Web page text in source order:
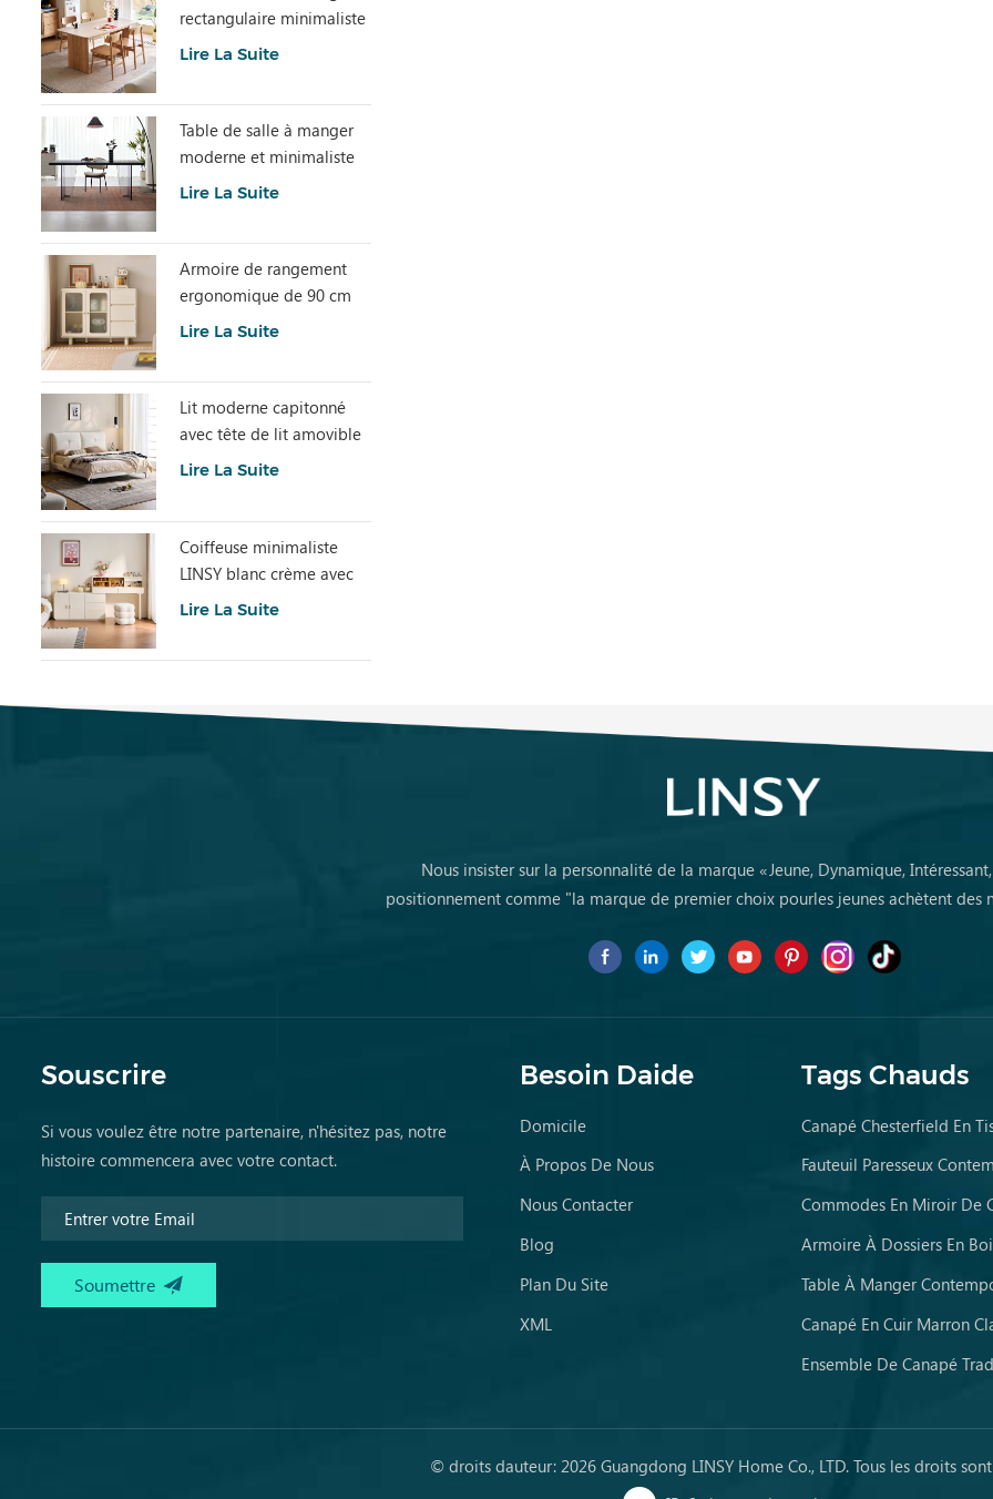
rectangulaire minimaliste
avec pierre frittée
Lire La Suite
Table de salle à manger
moderne et minimaliste
en dalle de pierre grise
Lire La Suite
Armoire de rangement
ergonomique de 90 cm
de hauteur et spacieuse
Lire La Suite
Lit moderne capitonné
avec tête de lit amovible
BC663-A
Lire La Suite
Coiffeuse minimaliste
LINSY blanc crème avec
armoire UD6C-A
Lire La Suite
Nous insister sur la personnalité de la marque «Jeune, Dynamique,
positionnement comme "la marque de premier choix pourles jeunes achètent des
Souscrire
Si vous voulez être notre partenaire, n'hésitez pas, notre
histoire commencera avec votre contact.
Besoin Daide
Domicile
À Propos De Nous
Nous Contacter
Blog
Plan Du Site
XML
Tags Chauds
Canapé Chesterfield En
Fauteuil Paresseux
Armoire À Dossiers En
Canapé En Cuir Marron
© droits dauteur: 2026 Guangdong LINSY Home Co., LTD. Tous les droits